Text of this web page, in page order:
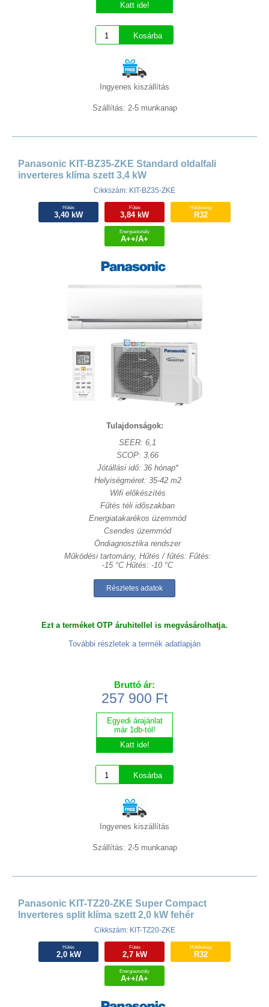
Katt ide!
Ingyenes kiszállítás
Szállítás: 2-5 munkanap
Panasonic KIT-BZ35-ZKE Standard oldalfali
inverteres klíma szett 3,4 kW
Cikkszám: KIT-BZ35-ZKE
Hűtés
3,40 kW
Fűtés
3,84 kW
Hűtőközeg
R32
Energiaosztály
A++/A+
Tulajdonságok:
SEER: 6,1
SCOP: 3,66
Jótállási idő: 36 hónap*
Helyiségméret: 35-42 m2
Wifi előkészítés
Fűtés téli időszakban
Energiatakarékos üzemmód
Csendes üzemmód
Öndiagnosztika rendszer
Működési tartomány, Hűtés / fűtés: Fűtés:
-15 °C Hűtés: -10 °C
Részletes adatok
Ezt a terméket OTP áruhitellel is megvásárolhatja.
További részletek a termék adatlapján
Bruttó ár:
257 900 Ft
Egyedi árajánlat
már 1db-tól!
Katt ide!
Ingyenes kiszállítás
Szállítás: 2-5 munkanap
Panasonic KIT-TZ20-ZKE Super Compact
Inverteres split klíma szett 2,0 kW fehér
Cikkszám: KIT-TZ20-ZKE
Hűtés
2,0 kW
Fűtés
2,7 kW
Hűtőközeg
R32
Energiaosztály
A++/A+